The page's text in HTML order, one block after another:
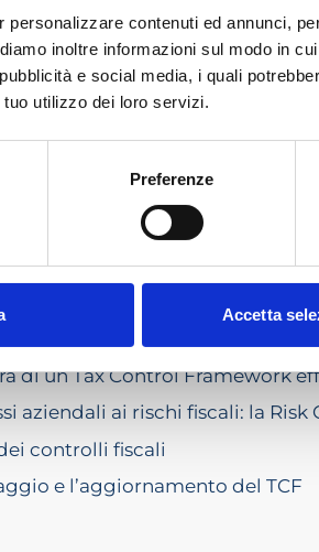
personalizzare contenuti ed annunci,
inoltre informazioni sul modo in
e social media, i quali
utilizzo dei loro servizi.
Preferenze
Accetta
- 10/03/2026
partecipanti
lavori
di un Tax Control Framework
aziendali ai rischi fiscali: la Risk
controlli fiscali
e l’aggiornamento del TCF